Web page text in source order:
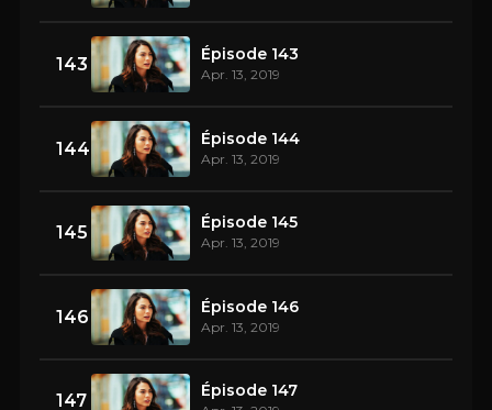
143 Épisode 143
Apr. 13, 2019
144 Épisode 144
Apr. 13, 2019
145 Épisode 145
Apr. 13, 2019
146 Épisode 146
Apr. 13, 2019
147 Épisode 147